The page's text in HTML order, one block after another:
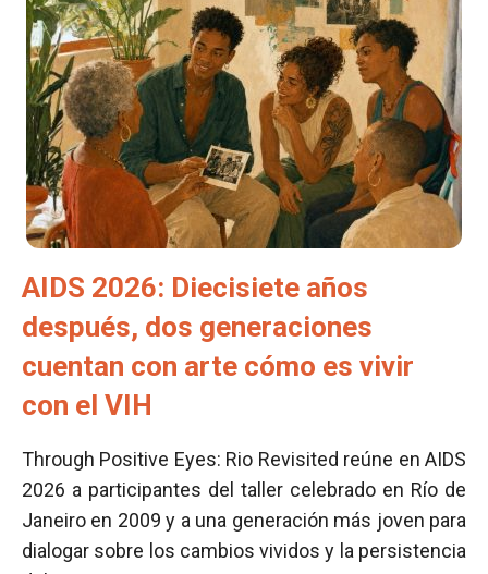
AIDS 2026: Diecisiete años
después, dos generaciones
cuentan con arte cómo es vivir
con el VIH
Through Positive Eyes: Rio Revisited reúne en AIDS
2026 a participantes del taller celebrado en Río de
Janeiro en 2009 y a una generación más joven para
dialogar sobre los cambios vividos y la persistencia